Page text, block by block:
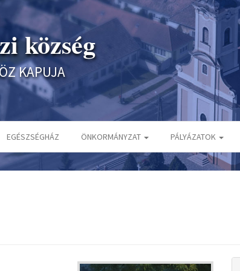
község
KAPUJA
EGÉSZSÉGHÁZ ÖNKORMÁNYZAT PÁLYÁZATOK